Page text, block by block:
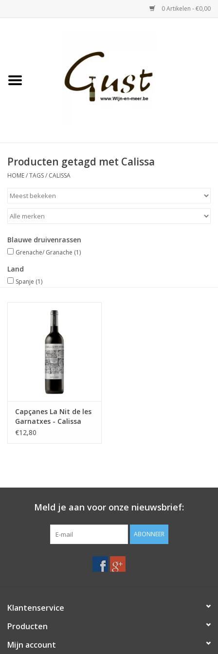
0 Artikelen - €0,00
Witte wijn
Bubbels & Vermout
Merken
Producten getagd met Calissa
HOME/TAGS/ CALISSA
Blauwe druivenrassen
Grenache/ Granache (1)
Land
Spanje (1)
Capçanes La Nit de les
Garnatxes - Calissa
(Slate)
€12,80
Meld je aan voor onze nieuwsbrief:
ABONNEER
Klantenservice
Producten
Mijn account